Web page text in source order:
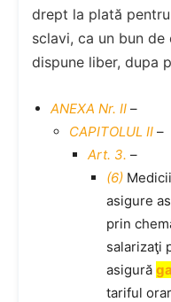
drept la plată
sclavi, ca un bun
dispune liber, dupa
ANEXA Nr. II –
CAPITOLUL II –
Art. 3. –
(6)
asigure
prin
salarizaţi
asigură
tariful